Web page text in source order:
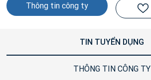
Thông tin công ty
TIN TUYỂN DỤNG
THÔNG TIN CÔNG TY